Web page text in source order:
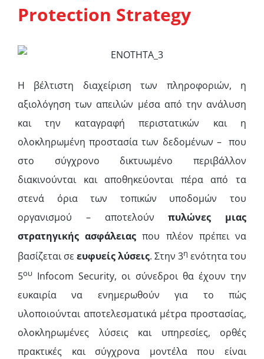
Protection Strategy
Η βέλτιστη διαχείριση των πληροφοριών, η
αξιολόγηση των απειλών μέσα από την ανάλυση
και την καταγραφή περιστατικών και η
ολοκληρωμένη προστασία των δεδομένων – που
στο σύγχρονο δικτυωμένο περιβάλλον
διακινούνται και αποθηκεύονται πέρα από τα
στενά όρια των τοπικών υποδομών του
οργανισμού – αποτελούνπυλώνες μιας
στρατηγικής ασφάλειας που πλέον πρέπει να
βασίζεται σε ευφυείς λύσεις. Στην 3η ενότητα του
5ου Infocom Security, οι σύνεδροι θα έχουν την
ευκαιρία να ενημερωθούν για το πώς
υλοποιούνται αποτελεσματικά μέτρα προστασίας,
ολοκληρωμένες λύσεις και υπηρεσίες, ορθές
πρακτικές και σύγχρονα μοντέλα που είναι